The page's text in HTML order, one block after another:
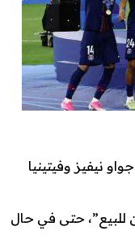
نيفيز وفيتينيا
للبيع”، حتى في حال